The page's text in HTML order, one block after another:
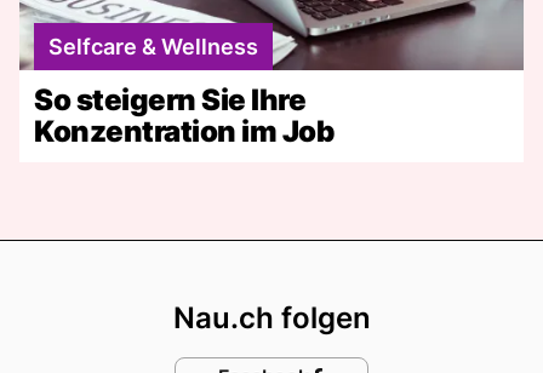
Selfcare & Wellness
So steigern Sie Ihre
Konzentration im Job
Nau.ch folgen